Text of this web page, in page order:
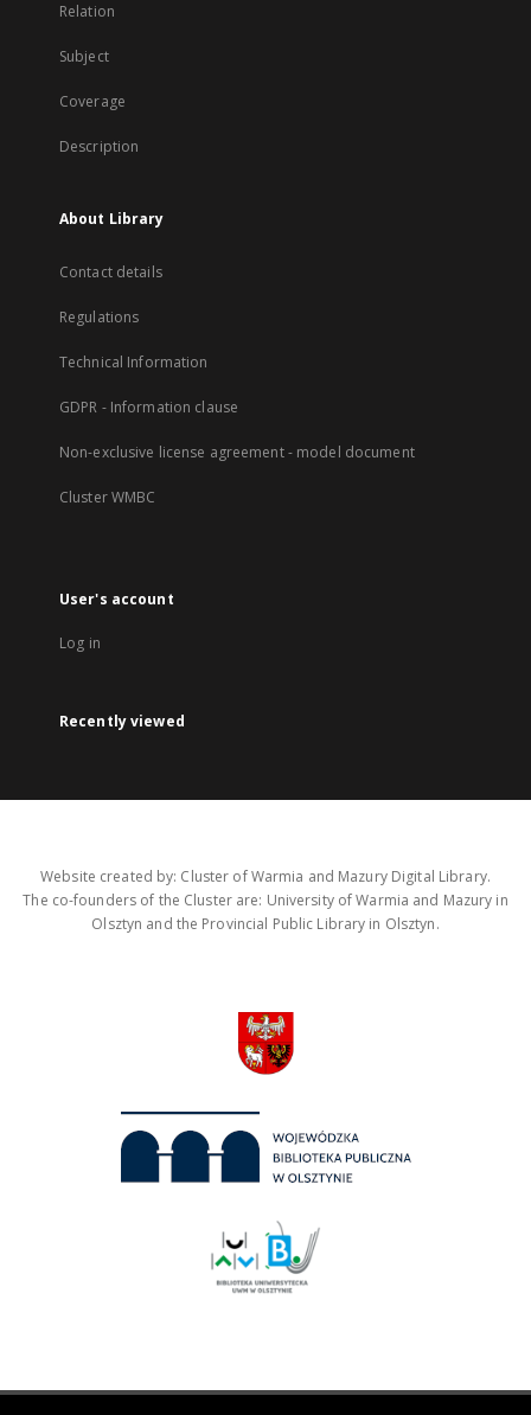
Relation
Subject
Coverage
Description
About Library
Contact details
Regulations
Technical Information
GDPR - Information clause
Non-exclusive license agreement - model document
Cluster WMBC
User's account
Log in
Recently viewed
Website created by: Cluster of Warmia and Mazury Digital Library.
The co-founders of the Cluster are: University of Warmia and Mazury in
Olsztyn and the Provincial Public Library in Olsztyn.